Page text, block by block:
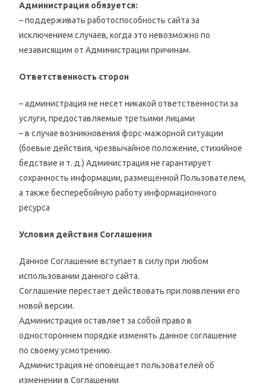
Администрация обязуется:
– поддерживать работоспособность сайта за
исключением случаев, когда это невозможно по
независящим от Администрации причинам.
Ответственность сторон
– администрация не несет никакой ответственности за
услуги, предоставляемые третьими лицами
– в случае возникновения форс-мажорной ситуации
(боевые действия, чрезвычайное положение, стихийное
бедствие и т. д.) Администрация не гарантирует
сохранность информации, размещённой Пользователем,
а также бесперебойную работу информационного
ресурса
Условия действия Соглашения
Данное Соглашение вступает в силу при любом
использовании данного сайта.
Соглашение перестает действовать при появлении его
новой версии.
Администрация оставляет за собой право в
одностороннем порядке изменять данное соглашение
по своему усмотрению.
Администрация не оповещает пользователей об
изменении в Соглашении